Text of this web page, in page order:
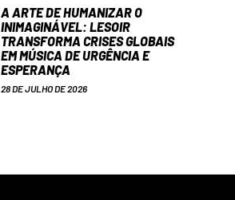
A ARTE DE HUMANIZAR O
INIMAGINÁVEL: LESOIR
TRANSFORMA CRISES GLOBAIS
EM MÚSICA DE URGÊNCIA E
ESPERANÇA
28 DE JULHO DE 2026